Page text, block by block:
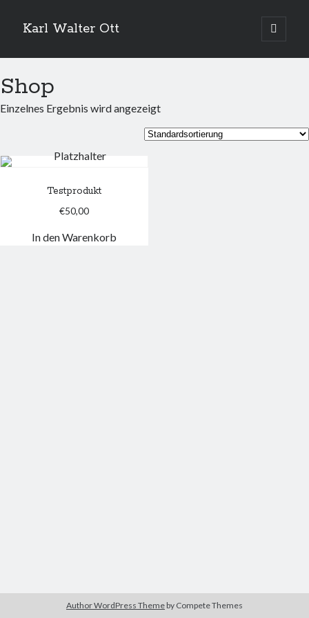
Karl Walter Ott
open
primary
Shop
Einzelnes Ergebnis wird angezeigt
Testprodukt
€50,00
In den Warenkorb
Author WordPress Theme by Compete Themes